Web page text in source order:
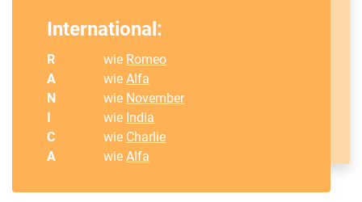
International:
R wie Romeo
A
wieAlfa
N
wie November
I
wie India
C
wie Charlie
A
wieAlfa